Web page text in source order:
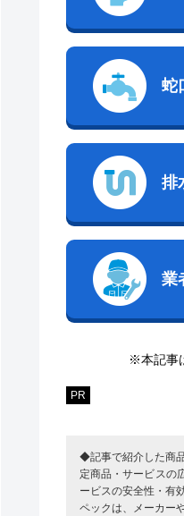
蛇
排
業
※本記事
PR
◆記事で紹介した商
定商品・サービスの
ービスの安全性・有
ペックは、メーカー